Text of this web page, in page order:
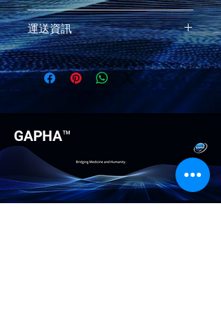
說明。另外，您也可在此處形容產品的
獨特之處，以及可給客戶帶來的好處。
買家總是希望能在購買之前清楚了解產
品。所以請盡量提供資訊，讓顧客有信
心和决心購買產品。
這是退貨與退款政策，適合向客戶解釋
如何處理不滿意的產品。撰寫政策時，
請盡量開門見山，以便建立互信，讓顧
客有信心購買您的產品。
運送資訊
這是個運送政策，適合加入與運送方
法、包裝和費用相關的資訊。撰寫政策
時，請盡量開門見山，以便建立互信，
GAPHA™